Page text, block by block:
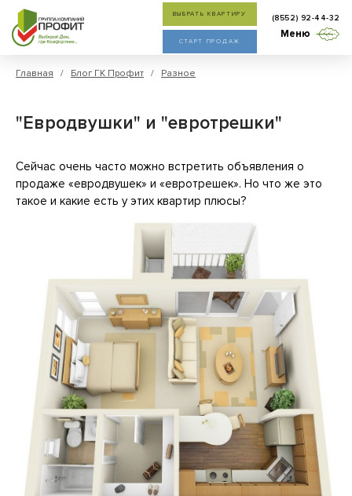
ВЫБРАТЬ КВАРТИРУ
СТАРТ ПРОДАЖ
(8552) 92-44-32
Меню
Главная / Блог ГК Профит / Разное
"Евродвушки" и "евротрешки"
Сейчас очень часто можно встретить объявления о
продаже «евродвушек» и «евротрешек». Но что же это
такое и какие есть у этих квартир плюсы?